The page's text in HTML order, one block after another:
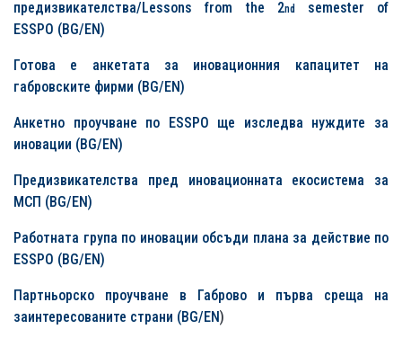
предизвикателства/Lessons from the 2nd semester of
ESSPO (BG/EN)
Готова е анкетата за иновационния капацитет на
габровските фирми (BG/EN)
Анкетно проучване по ESSPO ще изследва нуждите за
иновации (BG/EN)
Предизвикателства пред иновационната екосистема за
МСП (BG/EN)
Работната група по иновации обсъди плана за действие по
ESSPO (BG/EN)
Партньорско проучване в Габрово и първа среща на
заинтересованите страни (BG/EN)